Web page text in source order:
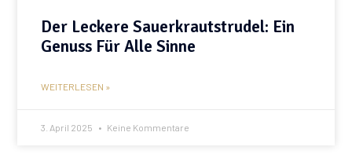
Der Leckere Sauerkrautstrudel: Ein
Genuss Für Alle Sinne
WEITERLESEN »
3. April 2025 Keine Kommentare